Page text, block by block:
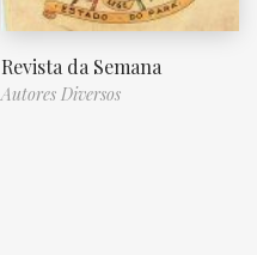
Revista da Semana
Autores Diversos